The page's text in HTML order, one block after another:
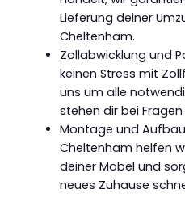
Lieferung deiner
Cheltenham.
Zollabwicklung und
keinen Stress mit
uns um alle
stehen dir bei Fragen
Montage und
Cheltenham helfen
deiner Möbel und
neues Zuhause